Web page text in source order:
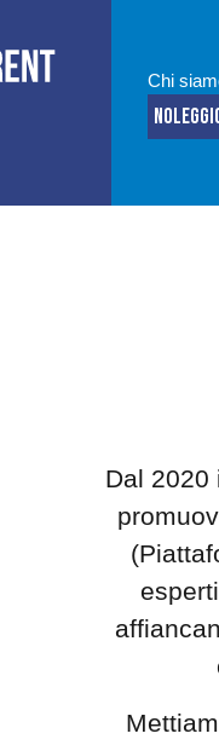
Chi
Dal 2020